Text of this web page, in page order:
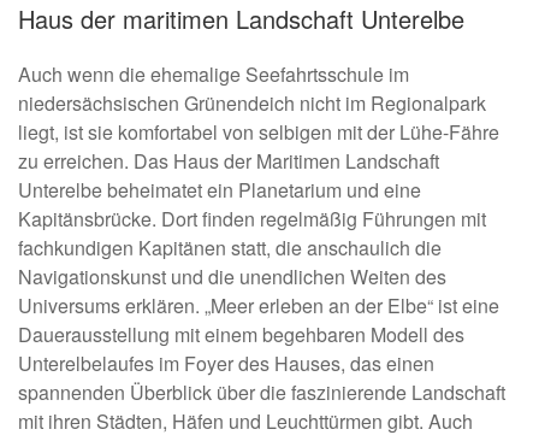
Haus der maritimen Landschaft Unterelbe
Auch wenn die ehemalige Seefahrtsschule im
niedersächsischen Grünendeich nicht im Regionalpark
liegt, ist sie komfortabel von selbigen mit der Lühe-Fähre
zu erreichen. Das Haus der Maritimen Landschaft
Unterelbe beheimatet ein Planetarium und eine
Kapitänsbrücke. Dort finden regelmäßig Führungen mit
fachkundigen Kapitänen statt, die anschaulich die
Navigationskunst und die unendlichen Weiten des
Universums erklären. „Meer erleben an der Elbe“ ist eine
Dauerausstellung mit einem begehbaren Modell des
Unterelbelaufes im Foyer des Hauses, das einen
spannenden Überblick über die faszinierende Landschaft
mit ihren Städten, Häfen und Leuchttürmen gibt. Auch